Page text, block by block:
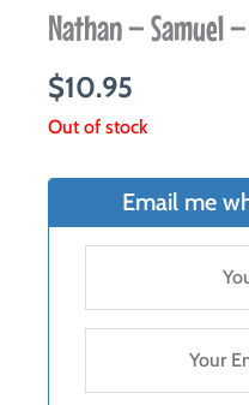
Nathan – Samuel
$10.95
Out of stock
Email me